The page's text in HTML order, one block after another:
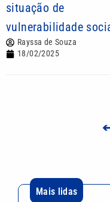
situação de
vulnerabilidade
Rayssa de Souza
18/02/2025
Mais lidas